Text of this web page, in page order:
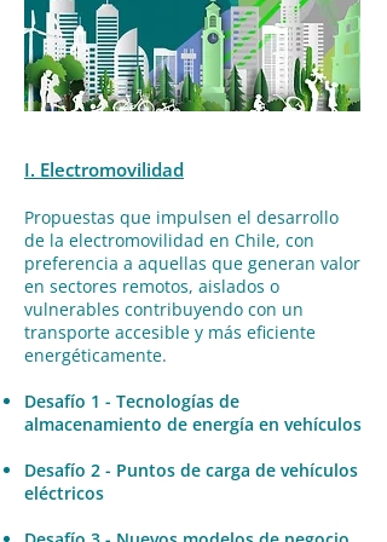
I. Electromovilidad
Propuestas que impulsen el desarrollo
de la electromovilidad en Chile, con
preferencia a aquellas que generan valor
en sectores remotos, aislados o
vulnerables contribuyendo con un
transporte accesible y más eficiente
energéticamente.
Desafío 1 - Tecnologías de
almacenamiento de energía en vehículos
Desafío 2 - Puntos de carga de vehículos
eléctricos